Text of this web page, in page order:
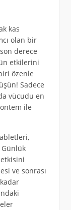
kas
olan bir
derece
etkilerini
özenle
Sadece
vücudu en
ile
Günlük
ve sonrası